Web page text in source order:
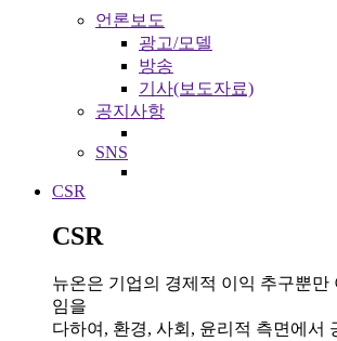
언론보도
광고/모델
방송
기사(보도자료)
공지사항
SNS
CSR
CSR
뉴온은 기업의 경제적 이익 추구뿐만
임을
다하여, 환경, 사회, 윤리적 측면에서